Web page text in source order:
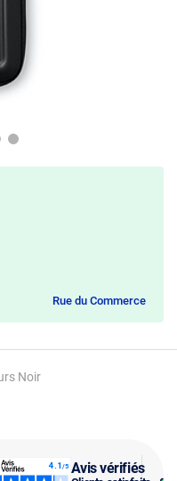
Avis vérifiés
Noir
Rue du Commerce